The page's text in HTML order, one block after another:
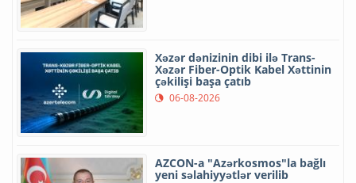
Xəzər dənizinin dibi ilə Trans-
Xəzər Fiber-Optik Kabel Xəttinin
çəkilişi başa çatıb
06-08-2026
AZCON-a "Azərkosmos"la bağlı
yeni səlahiyyətlər verilib